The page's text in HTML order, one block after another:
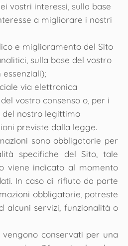
vostri interessi, sulla base
a migliorare i nostri
e miglioramento del Sito
sulla base del vostro
via elettronica
vostro consenso o, per i
del nostro legittimo
previste dalla legge.
sono obbligatorie per
specifiche del Sito, tale
viene indicato al momento
In caso di rifiuto da parte
obbligatorie, potreste
alcuni servizi, funzionalità o
conservati per una